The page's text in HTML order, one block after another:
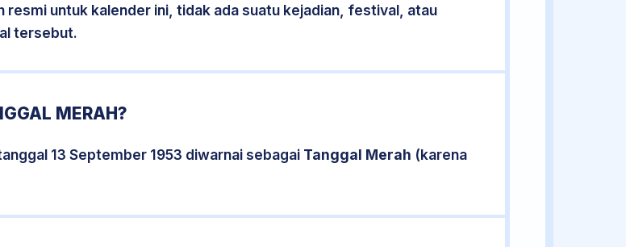
untuk kalender ini, tidak ada suatu kejadian, festival, atau
tersebut.
MERAH?
13 September 1953 diwarnai sebagai Tanggal Merah (karena